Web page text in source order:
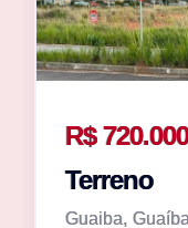
R$ 720.000
Terreno
Guaiba,